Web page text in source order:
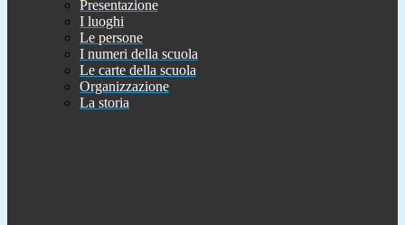
Presentazione
I luoghi
Le persone
I numeri della scuola
Le carte della scuola
Organizzazione
La storia